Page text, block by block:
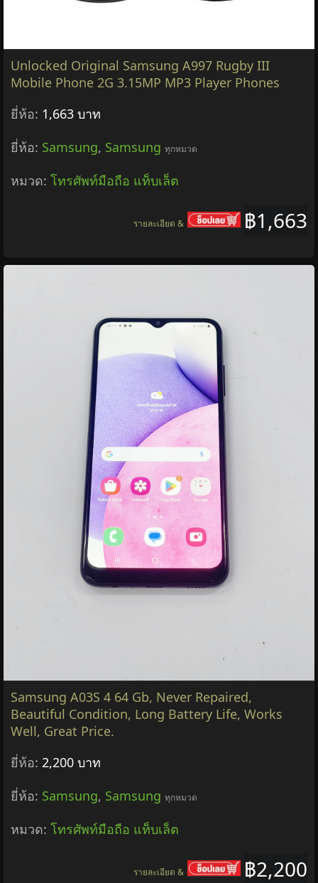
Unlocked Original Samsung A997 Rugby III
Mobile Phone 2G 3.15MP MP3 Player Phones
ยี่ห้อ: 1,663 บาท
ยี่ห้อ: Samsung, Samsung ทุกหมวด
หมวด: โทรศัพท์มือถือ แท็บเล็ต
฿1,663
รายละเอียด &
Samsung A03S 4 64 Gb, Never Repaired,
Beautiful Condition, Long Battery Life, Works
Well, Great Price.
ยี่ห้อ: 2,200 บาท
ยี่ห้อ: Samsung, Samsung ทุกหมวด
หมวด: โทรศัพท์มือถือ แท็บเล็ต
฿2,200
รายละเอียด &